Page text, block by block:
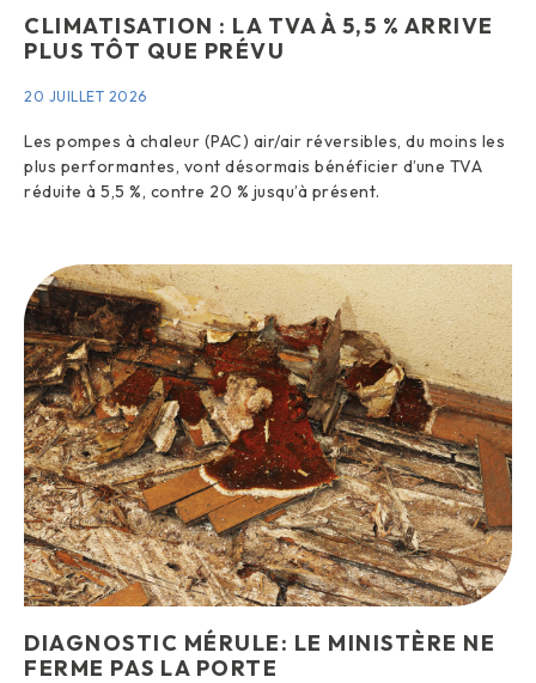
CLIMATISATION : LA TVA À 5,5 % ARRIVE
PLUS TÔT QUE PRÉVU
20 JUILLET 2026
Les pompes à chaleur (PAC) air/air réversibles, du moins les
plus performantes, vont désormais bénéficier d’une TVA
réduite à 5,5 %, contre 20 % jusqu’à présent.
DIAGNOSTIC MÉRULE: LE MINISTÈRE NE
FERME PAS LA PORTE